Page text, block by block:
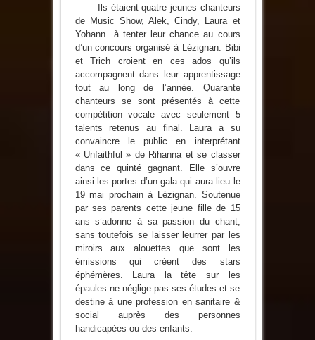
Convaincu
le
Jury
Ils étaient quatre jeunes chanteurs
de Music Show, Alek, Cindy, Laura et
Yohann à tenter leur chance au cours
d’un concours organisé à Lézignan. Bibi
et Trich croient en ces ados qu’ils
accompagnent dans leur apprentissage
tout au long de l’année. Quarante
chanteurs se sont présentés à cette
compétition vocale avec seulement 5
talents retenus au final. Laura a su
convaincre le public en interprétant
« Unfaithful » de Rihanna et se classer
dans ce quinté gagnant. Elle s’ouvre
ainsi les portes d’un gala qui aura lieu le
19 mai prochain à Lézignan. Soutenue
par ses parents cette jeune fille de 15
ans s’adonne à sa passion du chant,
sans toutefois se laisser leurrer par les
miroirs aux alouettes que sont les
émissions qui créent des stars
éphémères. Laura la tête sur les
épaules ne néglige pas ses études et se
destine à une profession en sanitaire &
social auprès des personnes
handicapées ou des enfants.